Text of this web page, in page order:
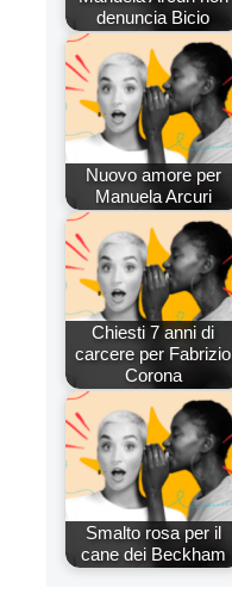
denuncia Bicio
Nuovo amore per
Manuela Arcuri
Chiesti 7 anni di
carcere per Fabrizio
Corona
Smalto rosa per il
cane dei Beckham